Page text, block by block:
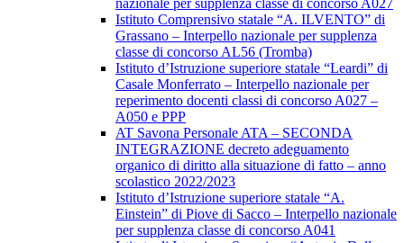
nazionale per supplenza classe di concorso A027
Istituto Comprensivo statale “A. ILVENTO” di
Grassano – Interpello nazionale per supplenza
classe di concorso AL56 (Tromba)
Istituto d’Istruzione superiore statale “Leardi” di
Casale Monferrato – Interpello nazionale per
reperimento docenti classi di concorso A027 –
A050 e PPP
AT Savona Personale ATA – SECONDA
INTEGRAZIONE decreto adeguamento
organico di diritto alla situazione di fatto – anno
scolastico 2022/2023
Istituto d’Istruzione superiore statale “A.
Einstein” di Piove di Sacco – Interpello nazionale
per supplenza classe di concorso A041